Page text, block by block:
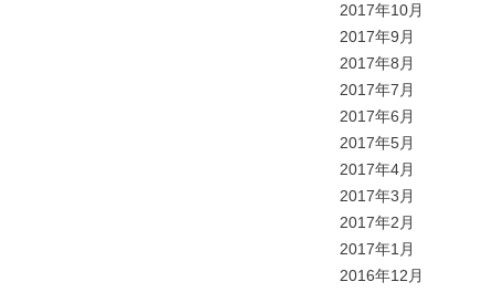
2017年10月
2017年9月
2017年8月
2017年7月
2017年6月
2017年5月
2017年4月
2017年3月
2017年2月
2017年1月
2016年12月